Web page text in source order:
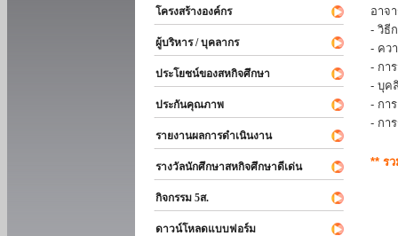
โครงสร้างองค์กร
ผู้บริหาร / บุคลากร
ประโยชน์ของสหกิจศึกษา
ประกันคุณภาพ
รายงานผลการดำเนินงาน
รางวัลนักศึกษาสหกิจศึกษาดีเด่น
กิจกรรม 5ส.
ดาวน์โหลดแบบฟอร์ม
อาจ
- วิธี
- คว
- กา
- บุค
- กา
- กา
** ร